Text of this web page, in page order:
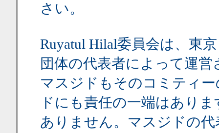
さい。
Ruyatul Hilal委員会は、東
団体の代表者によって運
マスジドもそのコミティ
ドにも責任の一端はあり
ありません。マスジドの